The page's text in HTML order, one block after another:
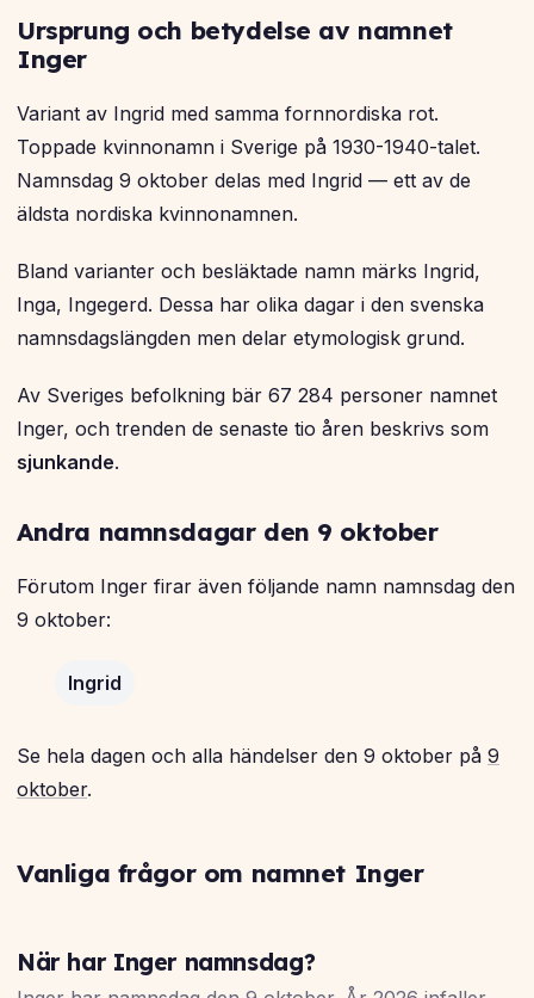
Ursprung och betydelse av namnet
Inger
Variant av Ingrid med samma fornnordiska rot.
Toppade kvinnonamn i Sverige på 1930-1940-talet.
Namnsdag 9 oktober delas med Ingrid — ett av de
äldsta nordiska kvinnonamnen.
Bland varianter och besläktade namn märks Ingrid,
Inga, Ingegerd. Dessa har olika dagar i den svenska
namnsdagslängden men delar etymologisk grund.
Av Sveriges befolkning bär 67 284 personer namnet
Inger, och trenden de senaste tio åren beskrivs som
sjunkande.
Andra namnsdagar den 9 oktober
Förutom Inger firar även följande namn namnsdag den
9 oktober:
Ingrid
Se hela dagen och alla händelser den 9 oktober på 9
oktober.
Vanliga frågor om namnet Inger
När har Inger namnsdag?